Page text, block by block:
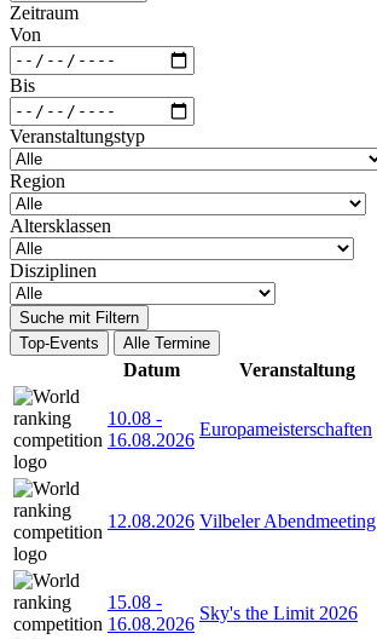
Zeitraum
Von
Bis
Veranstaltungstyp
Region
Altersklassen
Disziplinen
Suche mit Filtern
Top-Events
Alle Termine
Datum Veranstaltung
10.08 -
16.08.2026
Europameisterschaften
12.08.2026 Vilbeler Abendmeeting
15.08 -
16.08.2026
Sky's the Limit 2026